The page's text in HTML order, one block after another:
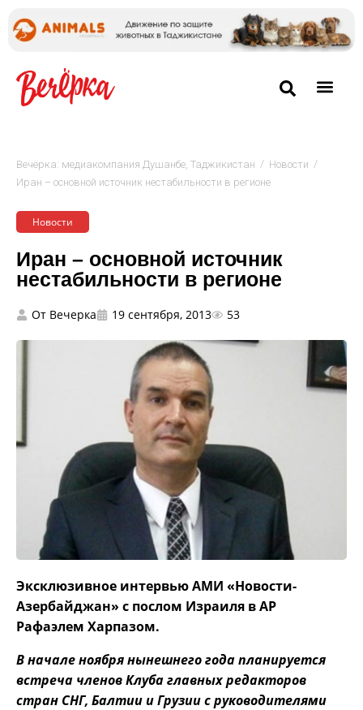
Вечёрка: медиакомпания Душанбе, Таджикистан / Новости /
Иран – основной источник нестабильности в регионе
Новости
Иран – основной источник
нестабильности в регионе
От Вечерка 19 сентября, 2013 53
Эксклюзивное интервью АМИ «Новости-
Азербайджан» с послом Израиля в АР
Рафаэлем Харпазом.
В начале ноября нынешнего года планируется
встреча членов Клуба главных редакторов
стран СНГ, Балтии и Грузии с руководителями